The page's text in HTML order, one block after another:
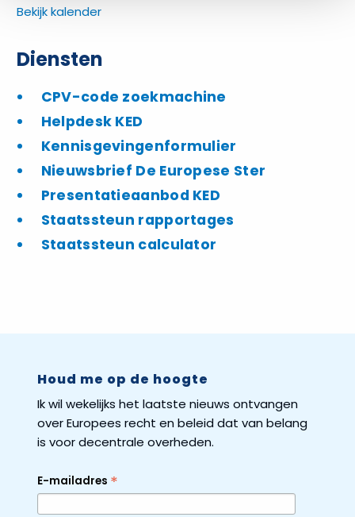
Bekijk kalender
Diensten
CPV-code zoekmachine
Helpdesk KED
Kennisgevingenformulier
Nieuwsbrief De Europese Ster
Presentatieaanbod KED
Staatssteun rapportages
Staatssteun calculator
Houd me op de hoogte
Ik wil wekelijks het laatste nieuws ontvangen
over Europees recht en beleid dat van belang
is voor decentrale overheden.
E-mailadres *